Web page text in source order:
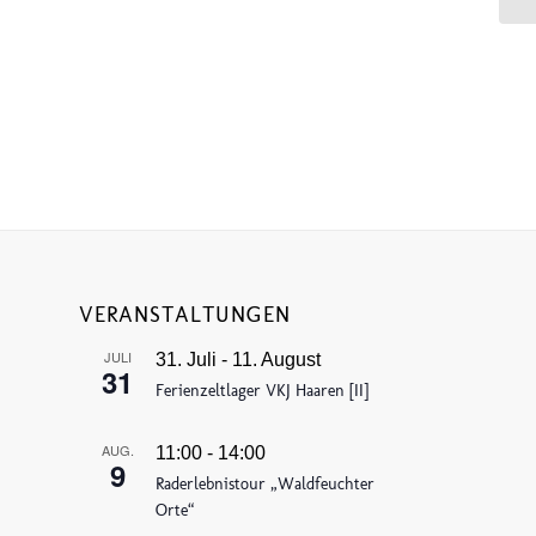
VERANSTALTUNGEN
JULI
31
31. Juli - 11. August
Ferienzeltlager VKJ Haaren [II]
AUG.
9
11:00 - 14:00
Raderlebnistour „Waldfeuchter
Orte“